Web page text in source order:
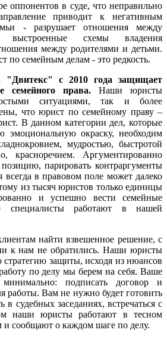
оппонентов в суде, что неправильно
приводит к негативным
- разрушает отношения между
выстроенные схемы владения
между родителями и детьми.
по семейным делам - это редкость.
"Двитекс" с 2010 года защищает
семейного права. Наши юристы
ситуациями, так и более
что юрист по семейному праву –
В данном категории дел, которые
эмоциональную окраску, необходим
мудростью, быстротой
красноречием. Аргументированно
парировать контраргументы
всегда в правовом поле может далеко
из тысяч юристов только единицы
и успешно вести семейные
специалисты работают в нашей
найти взвешенное решение, с
к нам не обратились. Наши юристы
защиты, исходя из нюансов
по делу мы берем на себя. Ваше
подписать договор и
работы. Вам не нужно будет готовить
в судебных заседаниях, встречаться с
наши юристы работают в тесном
и сообщают о каждом шаге по делу.